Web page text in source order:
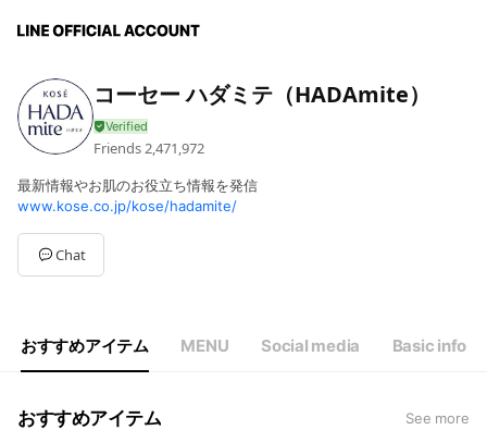
コーセー ハダミテ（HADAmite）
Friends 2,471,972
最新情報やお肌のお役立ち情報を発信
www.kose.co.jp/kose/hadamite/
Chat
おすすめアイテム MENU Social media Basic info
おすすめアイテム See more